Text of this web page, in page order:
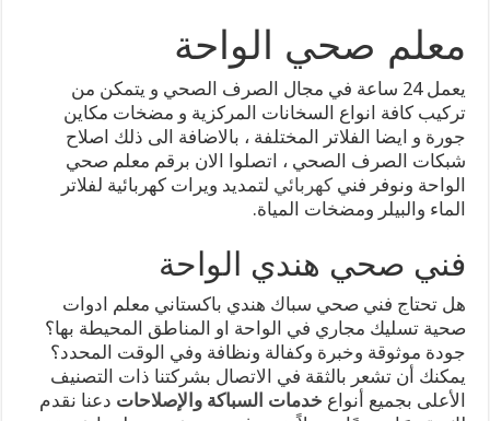
معلم صحي الواحة
يعمل 24 ساعة في مجال الصرف الصحي و يتمكن من
تركيب كافة انواع السخانات المركزية و مضخات مكاين
جورة و ايضا الفلاتر المختلفة ، بالاضافة الى ذلك اصلاح
شبكات الصرف الصحي ، اتصلوا الان برقم معلم صحي
الواحة ونوفر فنيكهربائي لتمديد ويرات كهربائية لفلاتر
الماء والبيلر ومضخات المياة.
فني صحي هندي الواحة
هل تحتاج فني صحي سباك هندي باكستاني معلم ادوات
صحية تسليك مجاري في الواحة او المناطق المحيطة بها؟
جودة موثوقة وخبرة وكفالة ونظافة وفي الوقت المحدد؟
يمكنك أن تشعر بالثقة في الاتصال بشركتنا ذات التصنيف
الأعلى بجميع أنواع خدمات السباكة والإصلاحات دعنا نقدم